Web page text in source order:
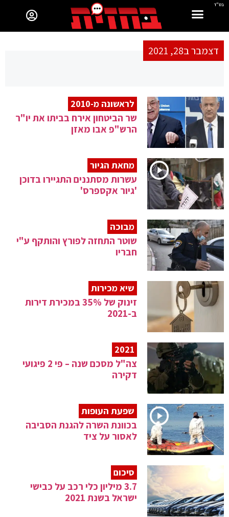
בס"ד
דצמבר ב28, 2021
לראשונה מ-2010
שר הביטחון אירח בביתו את יו"ר
הרש"פ אבו מאזן
מחאת הגיור
עשרות מסתננים התגיירו בדוכן
'גיור אקספרס'
מבוכה
שוטר התחזה לפורץ והותקף ע"י
חבריו
שיא מכירות
זינוק של 35% במכירת דירות
ב-2021
2021
צה"ל מסכם שנה – פי 2 פיגועי
דקירה
שפעת העופות
בכוונת השרה להגנת הסביבה
לאסור על ציד
סיכום
3.7 מיליון כלי רכב על כבישי
ישראל בשנת 2021